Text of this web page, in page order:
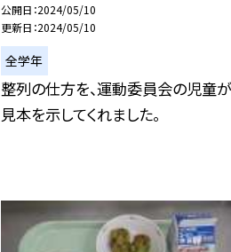
公開日 2024/05/10
更新日 2024/05/10
全学年
整列の仕方を、運動委員会の児童が
見本を示してくれました。